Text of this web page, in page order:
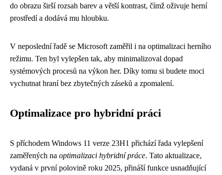
do obrazu širší rozsah barev a větší kontrast, čímž oživuje herní
prostředí a dodává mu hloubku.
V neposlední řadě se Microsoft zaměřil i na optimalizaci herního
režimu. Ten byl vylepšen tak, aby minimalizoval dopad
systémových procesů na výkon her. Díky tomu si budete moci
vychutnat hraní bez zbytečných záseků a zpomalení.
Optimalizace pro hybridní práci
S příchodem Windows 11 verze 23H1 přichází řada vylepšení
zaměřených na optimalizaci hybridní práce. Tato aktualizace,
vydaná v první polovině roku 2025, přináší funkce usnadňující